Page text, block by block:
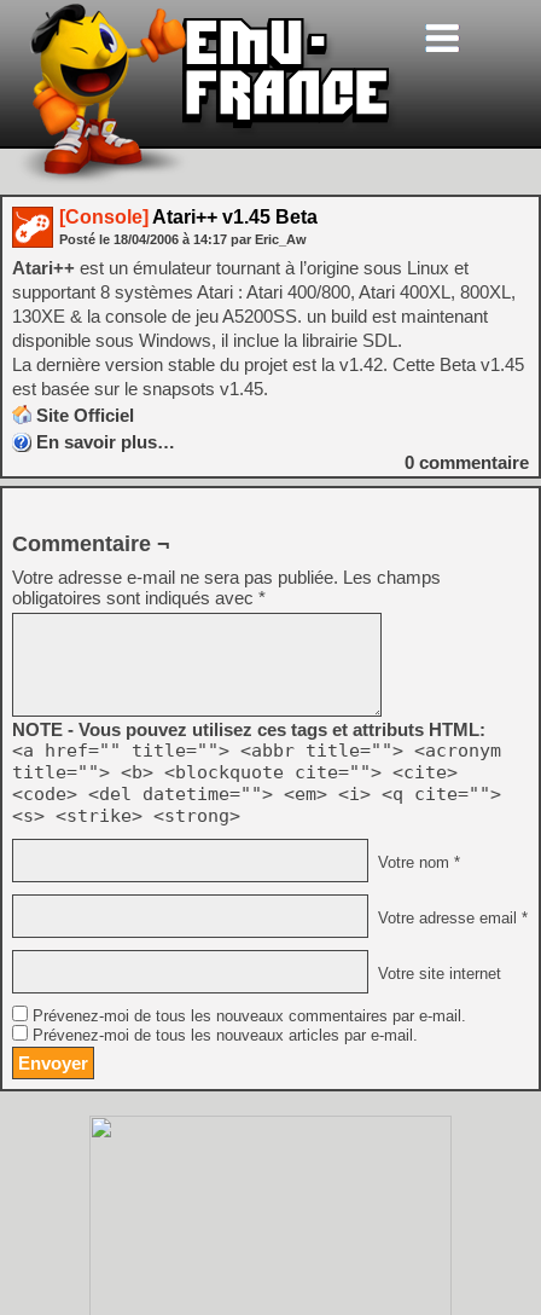
[Console] Atari++ v1.45 Beta
Posté le 18/04/2006 à 14:17 par Eric_Aw
Atari++ est un émulateur tournant à l’origine sous Linux et
supportant 8 systèmes Atari : Atari 400/800, Atari 400XL, 800XL,
130XE & la console de jeu A5200SS. un build est maintenant
disponible sous Windows, il inclue la librairie SDL.
La dernière version stable du projet est la v1.42. Cette Beta v1.45
est basée sur le snapsots v1.45.
Site Officiel
En savoir plus…
0 commentaire
Commentaire ¬
Votre adresse e-mail ne sera pas publiée. Les champs
obligatoires sont indiqués avec *
NOTE - Vous pouvez utilisez ces tags et attributs HTML:
<a href="" title=""> <abbr title=""> <acronym
title=""> <b> <blockquote cite=""> <cite>
<code> <del datetime=""> <em> <i> <q cite="">
<s> <strike> <strong>
Votre nom *
Votre adresse email *
Votre site internet
Prévenez-moi de tous les nouveaux commentaires par e-mail.
Prévenez-moi de tous les nouveaux articles par e-mail.